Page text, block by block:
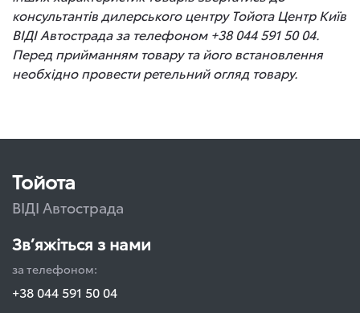
консультантів дилерського центру Тойота Центр Київ
ВІДІ Автострада за телефоном +38 044 591 50 04.
Перед прийманням товару та його встановлення
необхідно провести ретельний огляд товару.
Тойота
ВІДІ Автострада
Зв’яжіться з нами
за телефоном:
+38 044 591 50 04